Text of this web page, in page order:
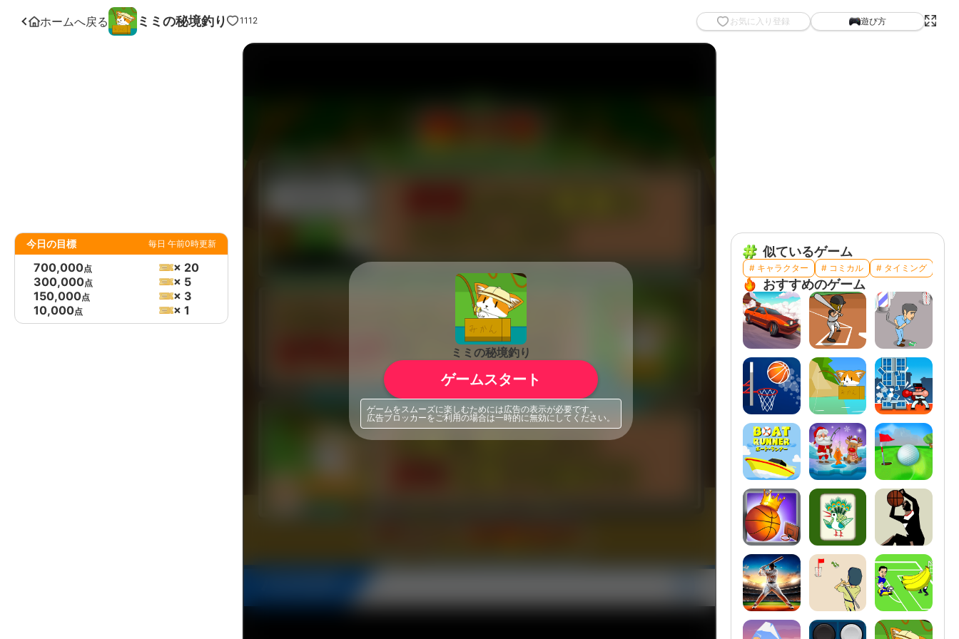
ホームへ戻る ミミの秘境釣り 1112 お気に入り登録 遊び方
今日の目標 毎日 午前0時更新
700,000点
× 20
300,000点
× 5
150,000点
× 3
10,000点 × 1
ミミの秘境釣り
ゲームスタート
ゲームをスムーズに楽しむためには広告の表示が必要です。
広告ブロッカーをご利用の場合は一時的に無効にしてください。
似ているゲーム
# キャラクター # コミカル # タイミング
おすすめのゲーム